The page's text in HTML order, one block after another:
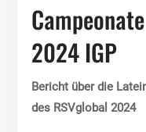
2024 IGP
Bericht über die
des RSVglobal 2024